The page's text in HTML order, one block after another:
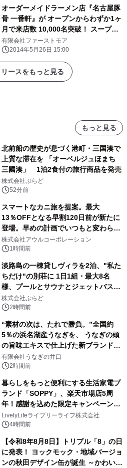
オーダーメイドラーメン店『名古屋豚
骨 一番軒』が オープンからわずか1ヶ
月で来店数 10,000名突破！ スープ・
麺・トッピングすべて選べるオーダー
メイドラーメンが人気
有限会社ファーストモア
2014年5月26日 15:00
ースをもっと見る
もっと見る
北前船の歴史が息づく港町・三国湊で
上質な滞在を 「オーベルジュほまち
三國湊」 1泊2食付の旅行商品を発売
株式会社ぷらど
52分前
スマートなカニ旅を提案。最大
13％OFFとなる早割120日前が新たに
登場。早めの計画でいつもと変わらぬ
大人の冬旅を。ー夕日ヶ浦温泉「佳松
苑 別邸ふうか」ー
株式会社アウルコーポレーション
1時間前
淡路島の一棟貸しヴィラを2泊、"私た
ちだけ"の別荘に 1日1組・最大8名
様、プールとサウナとジェットバス付
きで Villa Mon Temps AWAJIの連泊
素泊りプラン
株式会社ぷらど
2時間前
“素材の次は、たれで勝負。”全国約
5％の浜名湖産うなぎを、 うなぎの頭
の旨味エキスで仕上げた新ブランド
「井口の誉」誕生
有限会社うなぎの井口
2時間前
暮らしをもっと便利にする生活家電ブ
ランド「SOPPY」、楽天市場店5周
年！感謝を込めた限定キャンペーンを
8月10日より開催
LivelyLifeライブリーライフ株式会社
4時間前
【令和8年8月8日】トリプル「8」の日
に発表！ ヨックモック・地域バージョ
ンの秋田デザイン缶が誕生 ～かわいい